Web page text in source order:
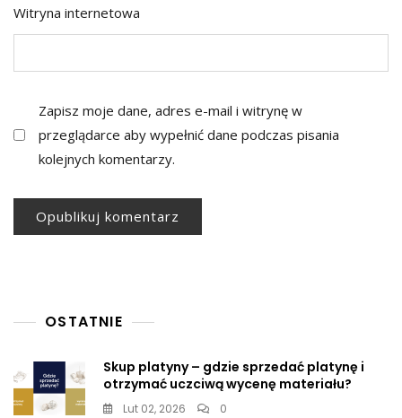
Witryna internetowa
Zapisz moje dane, adres e-mail i witrynę w
przeglądarce aby wypełnić dane podczas pisania
kolejnych komentarzy.
OSTATNIE
Skup platyny – gdzie sprzedać platynę i
otrzymać uczciwą wycenę materiału?
Lut 02, 2026 0